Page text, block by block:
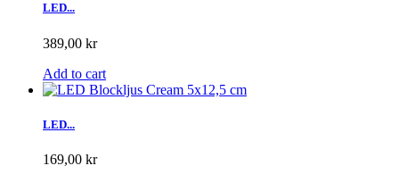
LED...
389,00 kr
Add to cart
LED...
169,00 kr